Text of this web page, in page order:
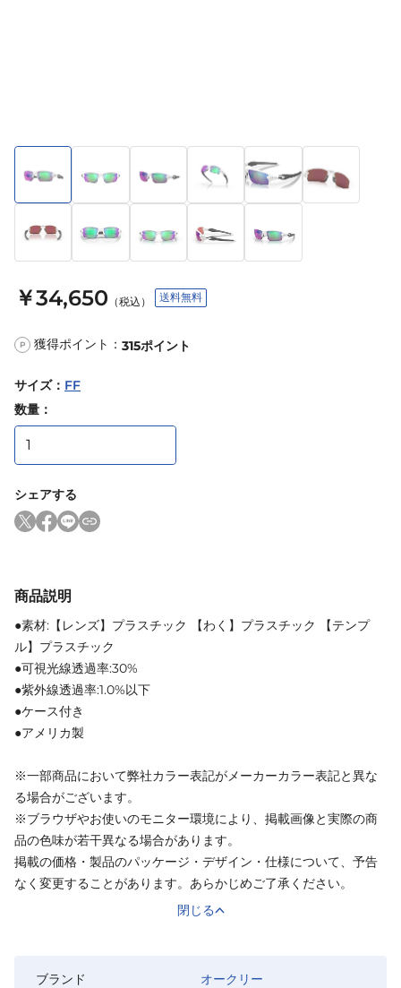
￥34,650 （税込） 送料無料
P 獲得ポイント： 315ポイント
サイズ： FF
数量：
シェアする
商品説明
●素材:【レンズ】プラスチック 【わく】プラスチック 【テンプ
ル】プラスチック
●可視光線透過率:30%
●紫外線透過率:1.0%以下
●ケース付き
●アメリカ製
※一部商品において弊社カラー表記がメーカーカラー表記と異な
る場合がございます。
※ブラウザやお使いのモニター環境により、掲載画像と実際の商
品の色味が若干異なる場合があります。
掲載の価格・製品のパッケージ・デザイン・仕様について、予告
なく変更することがあります。あらかじめご了承ください。
閉じる
ブランド
オークリー